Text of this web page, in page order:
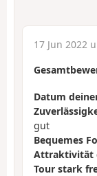
17 Jun 2022
Datum
gut
Bequemes
Attraktivität
Tour stark